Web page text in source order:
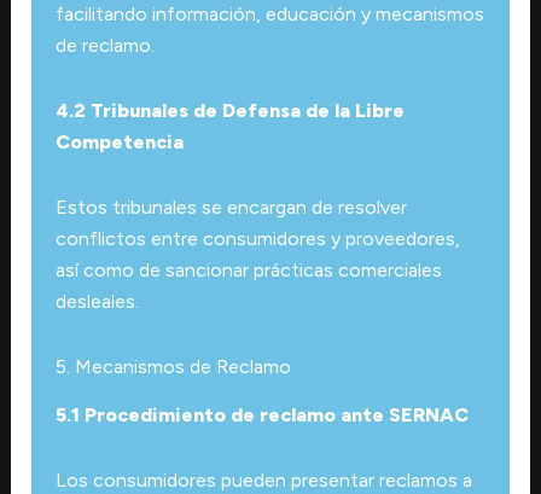
facilitando información, educación y mecanismos
de reclamo.
4.2 Tribunales de Defensa de la Libre
Competencia
Estos tribunales se encargan de resolver
conflictos entre consumidores y proveedores,
así como de sancionar prácticas comerciales
desleales.
5. Mecanismos de Reclamo
5.1 Procedimiento de reclamo ante SERNAC
Los consumidores pueden presentar reclamos a